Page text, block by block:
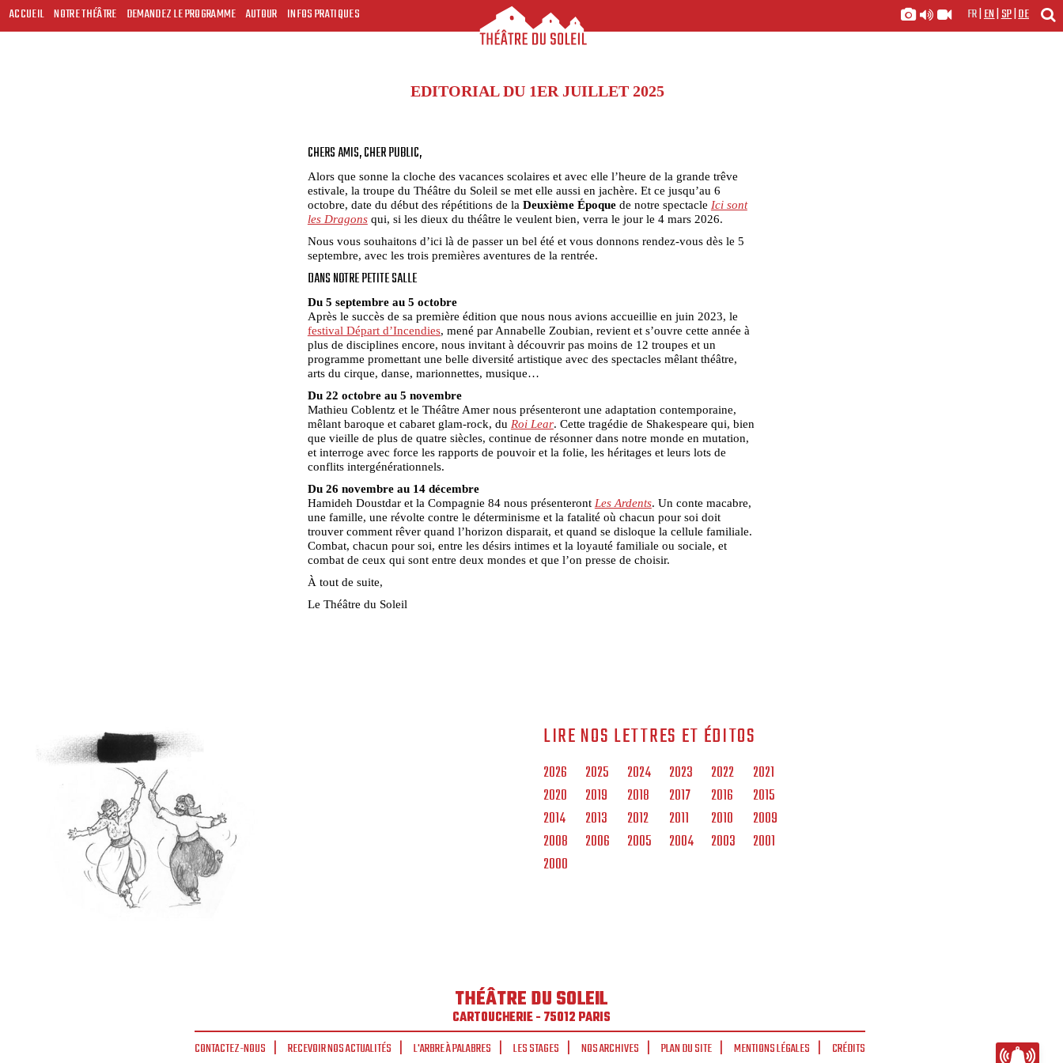
ACCUEIL NOTRE THÉÂTRE DEMANDEZ LE PROGRAMME AUTOUR INFOS PRATIQUES FR|EN|SP|DE
EDITORIAL DU 1ER JUILLET 2025
CHERS AMIS, CHER PUBLIC,
Alors que sonne la cloche des vacances scolaires et avec elle l’heure de la grande trêve
estivale, la troupe du Théâtre du Soleil se met elle aussi en jachère. Et ce jusqu’au 6
octobre, date du début des répétitions de la Deuxième Époquede notre spectacle Ici sont
les Dragonsqui, si les dieux du théâtre le veulent bien, verra le jour le 4 mars 2026.
Nous vous souhaitons d’ici là de passer un bel été et vous donnons rendez-vous dès le 5
septembre, avec les trois premières aventures de la rentrée.
DANS NOTRE PETITE SALLE
Du 5 septembre au 5 octobre
Après le succès de sa première édition que nous nous avions accueillie en juin 2023, le
festival Départ d’Incendies, mené par Annabelle Zoubian, revient et s’ouvre cette année à
plus de disciplines encore, nous invitant à découvrir pas moins de 12 troupes et un
programme promettant une belle diversité artistique avec des spectacles mêlant théâtre,
arts du cirque, danse, marionnettes, musique…
Du 22 octobre au 5 novembre
Mathieu Coblentz et le Théâtre Amer nous présenteront une adaptation contemporaine,
mêlant baroque et cabaret glam-rock, du Roi Lear. Cette tragédie de Shakespeare qui, bien
que vieille de plus de quatre siècles, continue de résonner dans notre monde en mutation,
et interroge avec force les rapports de pouvoir et la folie, les héritages et leurs lots de
conflits intergénérationnels.
Du 26 novembre au 14 décembre
Hamideh Doustdar et la Compagnie 84 nous présenteront Les Ardents. Un conte macabre,
une famille, une révolte contre le déterminisme et la fatalité où chacun pour soi doit
trouver comment rêver quand l’horizon disparait, et quand se disloque la cellule familiale.
Combat, chacun pour soi, entre les désirs intimes et la loyauté familiale ou sociale, et
combat de ceux qui sont entre deux mondes et que l’on presse de choisir.
À tout de suite,
Le Théâtre du Soleil
LIRE NOS LETTRES ET ÉDITOS
2026 2025 2024 2023 2022
2021
2020
2019 2018 2017 2016
2015
2014
2013 2012 2011 2010
2009
2008
2006 2005 2004 2003
2001
2000
THÉÂTRE DU SOLEIL
CARTOUCHERIE - 75012 PARIS
CONTACTEZ-NOUS
RECEVOIR NOS ACTUALITÉS L'ARBRE À PALABRES LES STAGES NOS ARCHIVES PLAN DU SITE MENTIONS LÉGALES CRÉDITS